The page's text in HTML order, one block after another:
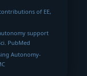
of EE,
support
PubMed
Autonomy-